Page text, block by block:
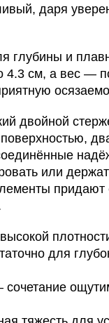
даря
глубины и
см, а вес —
двойной
или
придают
для